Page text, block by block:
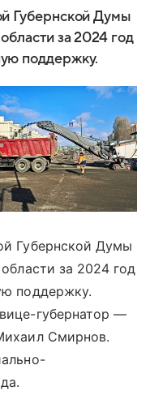
Губернской Думы
за 2024 год
поддержку.
Губернской Думы
за 2024 год
поддержку.
губернатор —
Смирнов.